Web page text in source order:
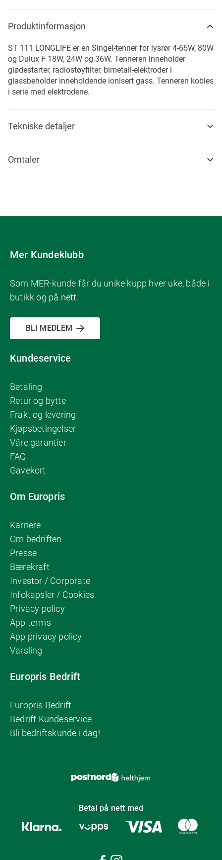
Produktinformasjon
ST 111 LONGLIFE er en Singel-tenner for lysrør 4-65W, 80W
og Dulux F 18W, 24W og 36W. Tenneren inneholder
glødestarter, radiostøyfilter, bimetall-elektroder i
glassbeholder inneholdende ionisert gass. Tenneren kobles
i serie med elektrodene.
Tekniske detaljer
Omtaler
Mer Kundeklubb
Som MER-kunde får du unike kupp hver uke, både i
butikk og på nett.
BLI MEDLEM
Kundeservice
Betaling
Retur og bytte
Frakt og levering
Kjøpsbetingelser
Våre garantier
FAQ
Gavekort
Om Europris
Karriere
Om bedriften
Presse
Bærekraft
Investor / Corporate
Infokapsler / Cookies
Privacy policy
App terms
App privacy policy
Varsling
Europris Bedrift
Europris Bedrift
Bedrift Kundeservice
Bli bedriftskunde i dag!
Betal på nett med